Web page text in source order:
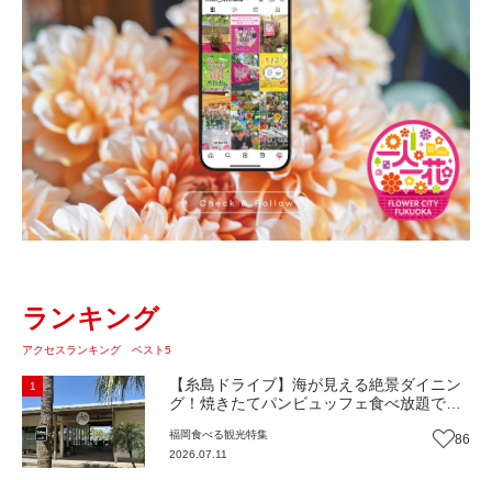
ランキング
アクセスランキング ベスト5
1
【糸島ドライブ】海が見える絶景ダイニン
グ！焼きたてパンビュッフェ食べ放題で大
Beach Cafe』（福岡・糸島市）【まち歩
き】
福岡食べる観光特集
2026.07.11
86